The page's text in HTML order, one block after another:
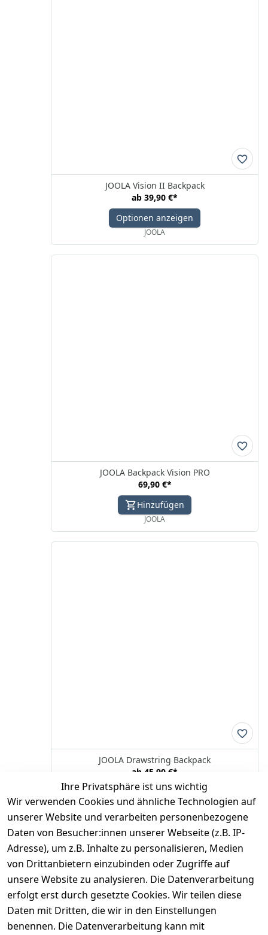
JOOLA Vision II Backpack
ab 39,90 €*
Optionen anzeigen
JOOLA
JOOLA Backpack Vision PRO
69,90 €*
Hinzufügen
JOOLA
JOOLA Drawstring Backpack
ab 45,90 €*
Optionen anzeigen
JOOLA
*inkl. ges. MwStzzgl. Versandkosten
1
Ihre Privatsphäre ist uns wichtig
Wir verwenden Cookies und ähnliche Technologien auf
unserer Website und verarbeiten personenbezogene
Daten von Besucher:innen unserer Webseite (z.B. IP-
Adresse), um z.B. Inhalte zu personalisieren, Medien
von Drittanbietern einzubinden oder Zugriffe auf
unsere Website zu analysieren. Die Datenverarbeitung
erfolgt erst durch gesetzte Cookies. Wir teilen diese
Daten mit Dritten, die wir in den Einstellungen
benennen. Die Datenverarbeitung kann mit